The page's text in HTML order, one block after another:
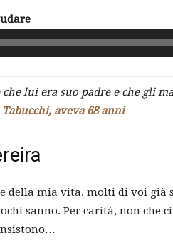
che lui era suo padre e che gli
aveva 68 anni
della mia vita, molti di voi già
sanno. Per carità, non che